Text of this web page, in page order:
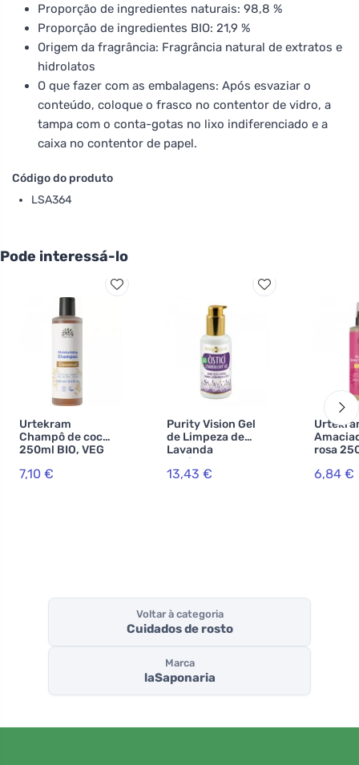
Proporção de ingredientes naturais: 98,8 %
Proporção de ingredientes BIO: 21,9 %
Origem da fragrância: Fragrância natural de extratos e
hidrolatos
O que fazer com as embalagens: Após esvaziar o
conteúdo, coloque o frasco no contentor de vidro, a
tampa com o conta-gotas no lixo indiferenciado e a
caixa no contentor de papel.
Código do produto
LSA364
Pode interessá-lo
Urtekram
Champô de coco
250ml BIO, VEG
7,10 €
Purity Vision Gel
de Limpeza de
Lavanda
Orgânica com
amêndoa,
13,43 €
rosa
6,84 €
Voltar à categoria
Cuidados de rosto
Marca
laSaponaria